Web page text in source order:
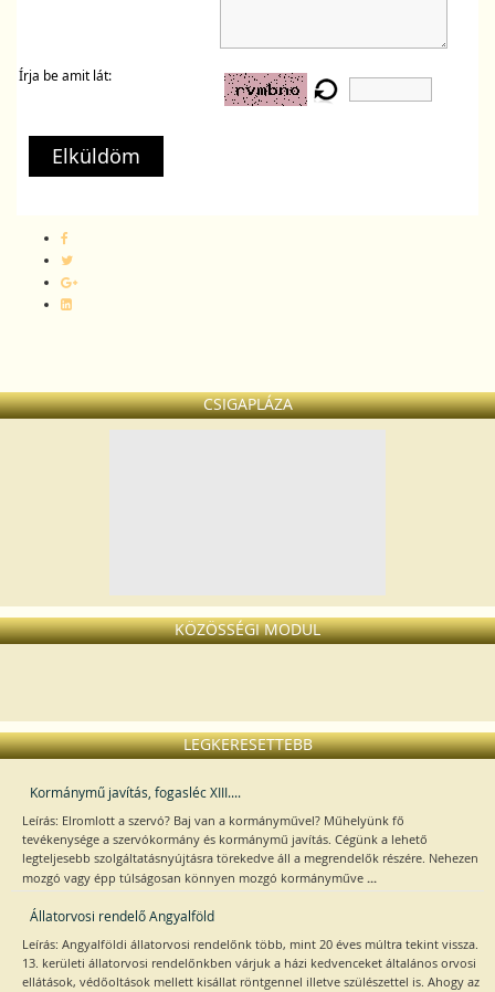
Írja be amit lát:
Elküldöm
CSIGAPLÁZA
KÖZÖSSÉGI MODUL
LEGKERESETTEBB
Kormánymű javítás, fogasléc XIII....
Leírás: Elromlott a szervó? Baj van a kormányművel? Műhelyünk fő
tevékenysége a szervókormány és kormánymű javítás. Cégünk a lehető
legteljesebb szolgáltatásnyújtásra törekedve áll a megrendelők részére. Nehezen
mozgó vagy épp túlságosan könnyen mozgó kormányműve ...
Állatorvosi rendelő Angyalföld
Leírás: Angyalföldi állatorvosi rendelőnk több, mint 20 éves múltra tekint vissza.
13. kerületi állatorvosi rendelőnkben várjuk a házi kedvenceket általános orvosi
ellátások, védőoltások mellett kisállat röntgennel illetve szülészettel is. Ahogy az